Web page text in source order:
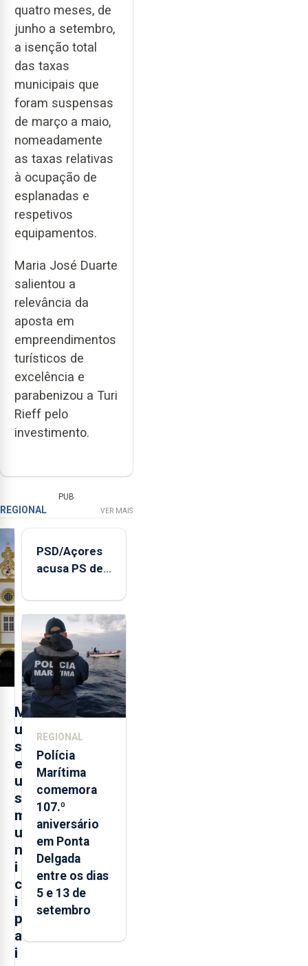
quatro meses, de
junho a setembro,
a isenção total
das taxas
municipais que
foram suspensas
de março a maio,
nomeadamente
as taxas relativas
à ocupação de
esplanadas e
respetivos
equipamentos.
Maria José Duarte
salientou a
relevância da
aposta em
empreendimentos
turísticos de
excelência e
parabenizou a Turi
Rieff pelo
investimento.
PUB
REGIONAL VER MAIS
M
u
s
e
u
s
m
u
n
i
c
i
p
a
i
PSD/Açores
acusa PS de
contraditória"
sobre
evolução
turística
REGIONAL
Polícia
Marítima
comemora
107.º
aniversário
em Ponta
Delgada
entre os dias
5 e 13 de
setembro